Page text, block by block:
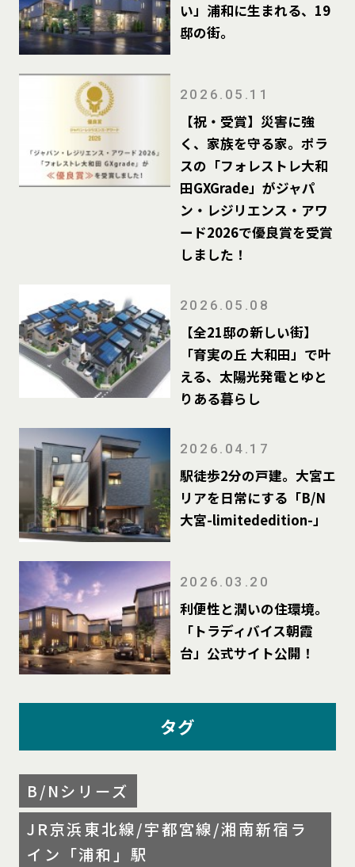
い」浦和に生まれる、19
邸の街。
2026.05.11
【祝・受賞】災害に強
く、家族を守る家。ポラ
スの「フォレストレ大和
田GXGrade」がジャパ
ン・レジリエンス・アワ
ード2026で優良賞を受賞
しました！
2026.05.08
【全21邸の新しい街】
「育実の丘 大和田」で叶
える、太陽光発電とゆと
りある暮らし
2026.04.17
駅徒歩2分の戸建。大宮エ
リアを日常にする「B/N
大宮-limitededition-」
2026.03.20
利便性と潤いの住環境。
「トラディバイス朝霞
台」公式サイト公開！
タグ
B/Nシリーズ
JR京浜東北線/宇都宮線/湘南新宿ラ
イン「浦和」駅